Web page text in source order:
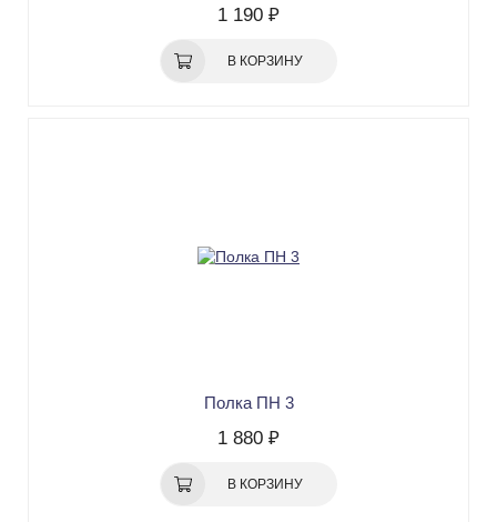
1 190 ₽
В КОРЗИНУ
Полка ПН 3
1 880 ₽
В КОРЗИНУ